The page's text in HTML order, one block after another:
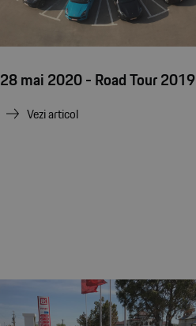
28 mai 2020 - Road Tour 2019
Vezi articol